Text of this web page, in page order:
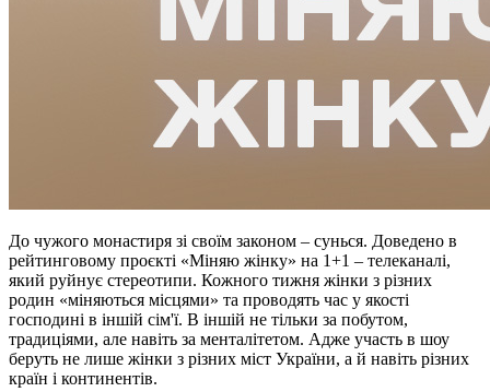
До чужого монастиря зі своїм законом – сунься. Доведено в
рейтинговому проєкті «Міняю жінку» на 1+1 – телеканалі,
який руйнує стереотипи. Кожного тижня жінки з різних
родин «міняються місцями» та проводять час у якості
господині в іншій сім'ї. В іншій не тільки за побутом,
традиціями, але навіть за менталітетом. Адже участь в шоу
беруть не лише жінки з різних міст України, а й навіть різних
країн і континентів.